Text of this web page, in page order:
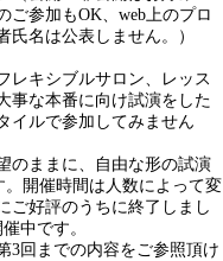
ご参加もOK、web上のプロ
氏名は公表しません。
）
レキシブルサロン、レッス
事な本番に向け試演をした
イルで参加してみません
のままに、自由な形の試演
開催時間は人数によって変
ご好評のうちに終了しまし
中です。
3回までの内容をご参照頂け